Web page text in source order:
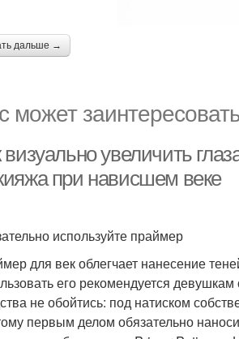
дальше →
может
визуально увеличить
при нависшем веке
используйте праймер
для век облегчает нанесение
его рекомендуется
не обойтись: под натиском
первым делом обязательно